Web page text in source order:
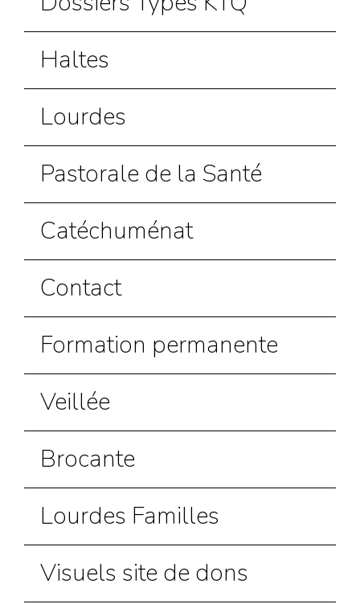
Haltes
Lourdes
Pastorale de la Santé
Catéchuménat
Contact
Formation permanente
Veillée
Brocante
Lourdes Familles
Visuels site de dons